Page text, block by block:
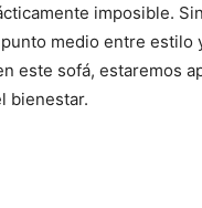
imposible.
medio entre estilo
este sofá, estaremos
bienestar.